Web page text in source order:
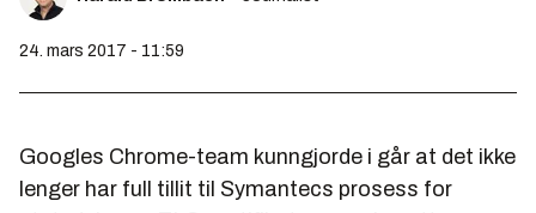
24. mars 2017 - 11:59
Googles Chrome-team kunngjorde i går at det ikke
lenger har full tillit til Symantecs prosess for